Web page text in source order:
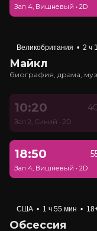
Зал 4, Вишневый • 2D
Великобритания • 2 ч
Майкл
биография, драма,
10:20
Зал 2, Синий • 2D
18:50
Зал 4, Вишневый • 2D
США • 1 ч 55 мин •
Обсессия